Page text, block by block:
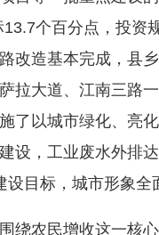
个百分点，投资
改造基本完成，县
拉大道、江南三路
以城市绿化、亮
设，工业废水外排
目标，城市形象全
农民增收这一核